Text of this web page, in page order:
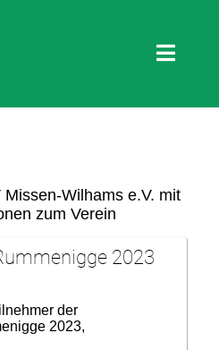
Wilhams e.V. mit
zum Verein
2023
der
2023,